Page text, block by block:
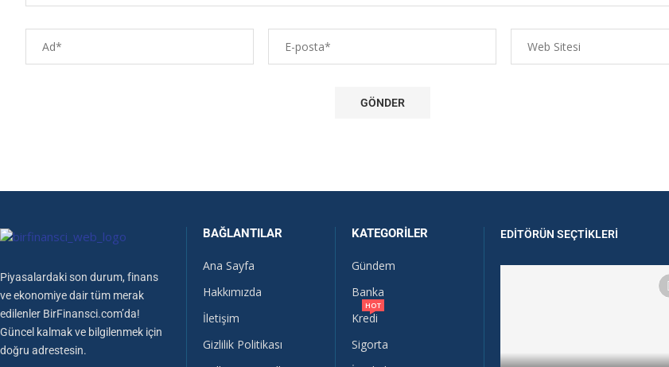
Piyasalardaki son durum, finans
ve ekonomiye dair tüm merak
edilenler BirFinansci.com’da!
Güncel kalmak ve bilgilenmek için
doğru adrestesin.
BAĞLANTILAR
Ana Sayfa
Hakkımızda
İletişim
Gizlilik Politikası
KATEGORILER
Gündem
Banka
Kredi
HOT
Sigorta
EDITÖRÜN SEÇTIKLERI